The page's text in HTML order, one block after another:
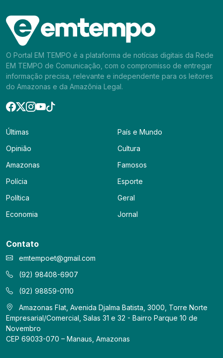
O Portal EM TEMPO é a plataforma de notícias digitais da Rede
EM TEMPO de Comunicação, com o compromisso de entregar
informação precisa, relevante e independente para os leitores
do Amazonas e da Amazônia Legal.
Últimas
Opinião
Amazonas
Polícia
Política
Economia
País e Mundo
Cultura
Famosos
Esporte
Geral
Jornal
Contato
emtempoet@gmail.com
(92) 98408-6907
(92) 98859-0110
Amazonas Flat, Avenida Djalma Batista, 3000, Torre Norte
Empresarial/Comercial, Salas 31 e 32 - Bairro Parque 10 de
Novembro
CEP 69033-070 – Manaus, Amazonas